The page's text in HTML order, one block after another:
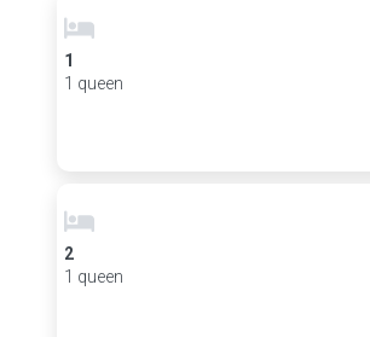
1
1 queen
2
1 queen